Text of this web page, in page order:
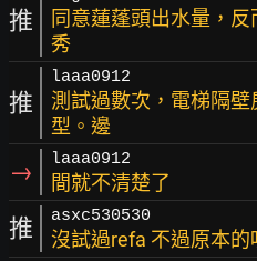
推
同意蓮蓬頭出水量，
秀
推
laaa0912
測試過數次，電梯隔
型。邊
→ laaa0912
間就不清楚了
推 asxc530530
沒試過refa 不過原本的